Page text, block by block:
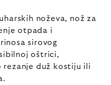
noževa, nož za
otpada i
sirovog
oštrici,
rezanje duž kostiju ili